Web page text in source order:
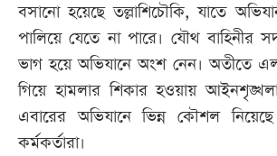
বসানো হয়েছে তল্লাশিচৌকি, যাতে
পালিয়ে যেতে না পারে। যৌথ বাহিনীর
ভাগ হয়ে অভিযানে অংশ নেন। অতীতে
গিয়ে হামলার শিকার হওয়ায় আইনশৃঙ্খলা
এবারের অভিযানে ভিন্ন কৌশল
কর্মকর্তারা।